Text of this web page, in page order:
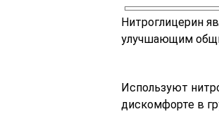
Нитроглицерин
улучшающим
Используют
дискомфорте в